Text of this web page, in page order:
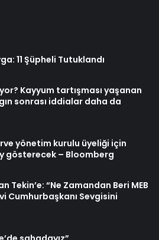
11 Şüpheli Tutuklandı
Kayyum tartışması yaşanan
sonrası iddialar daha da
yönetim kurulu üyeliği için
gösterecek – Bloomberg
Tekin’e: “Ne Zamandan Beri MEB
Cumhurbaşkanı Sevgisini